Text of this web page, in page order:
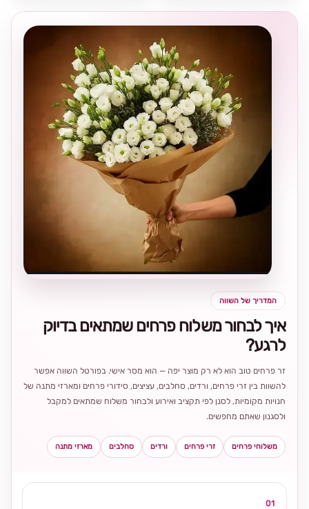
המדריך של השווה
איך לבחור משלוח פרחים שמתאים בדיוק
לרגע?
זר פרחים טוב הוא לא רק מוצר יפה — הוא מסר אישי. בפורטל השווה אפשר
להשוות בין זרי פרחים, ורדים, סחלבים, עציצים, סידורי פרחים ומארזי מתנה של
חנויות מקומיות, לסנן לפי תקציב ואירוע ולבחור משלוח שמתאים למקבל
ולסגנון שאתם מחפשים.
משלוחי פרחים זרי פרחים ורדים סחלבים מארזי מתנה
01